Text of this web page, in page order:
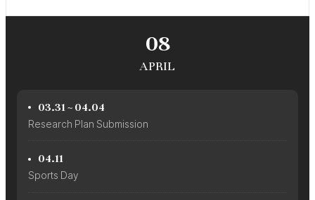
08
APRIL
03.31 ~ 04.04
Research Plan Submission
04.11
Sports Day